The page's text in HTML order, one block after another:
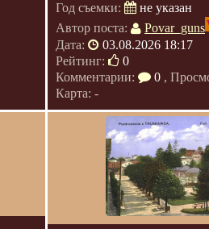
Год съемки:
не указан
Автор поста:
Povar_guns
Дата:
03.08.2026 18:17
Рейтинг:
0
Комментарии:
0 ,
Карта: -